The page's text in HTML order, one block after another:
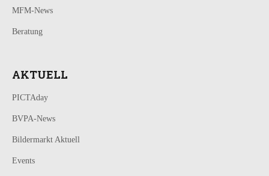
MFM-News
Beratung
AKTUELL
PICTAday
BVPA-News
Bildermarkt Aktuell
Events